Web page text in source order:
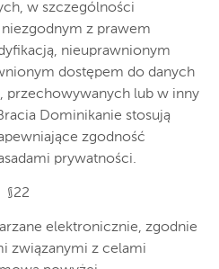
w szczególności
z prawem
nieuprawnionym
dostępem do danych
przechowywanych lub w inny
Dominikanie stosują
zgodność
prywatności.
§22
elektronicznie, zgodnie
związanymi z celami